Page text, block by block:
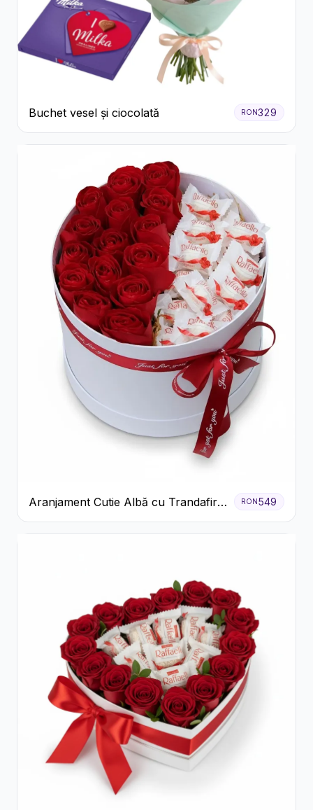
Buchet vesel și ciocolată RON329
Aranjament Cutie Albă cu Trandafiri
Roșii și Raffaello
RON549